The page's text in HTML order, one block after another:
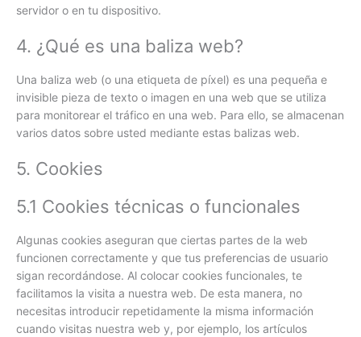
servidor o en tu dispositivo.
4. ¿Qué es una baliza web?
Una baliza web (o una etiqueta de píxel) es una pequeña e
invisible pieza de texto o imagen en una web que se utiliza
para monitorear el tráfico en una web. Para ello, se almacenan
varios datos sobre usted mediante estas balizas web.
5. Cookies
5.1 Cookies técnicas o funcionales
Algunas cookies aseguran que ciertas partes de la web
funcionen correctamente y que tus preferencias de usuario
sigan recordándose. Al colocar cookies funcionales, te
facilitamos la visita a nuestra web. De esta manera, no
necesitas introducir repetidamente la misma información
cuando visitas nuestra web y, por ejemplo, los artículos